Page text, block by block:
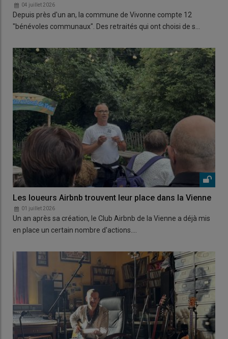
04 juillet 2026
Depuis près d'un an, la commune de Vivonne compte 12
"bénévoles communaux". Des retraités qui ont choisi de s…
Les loueurs Airbnb trouvent leur place dans la Vienne
01 juillet 2026
Un an après sa création, le Club Airbnb de la Vienne a déjà mis
en place un certain nombre d'actions.…